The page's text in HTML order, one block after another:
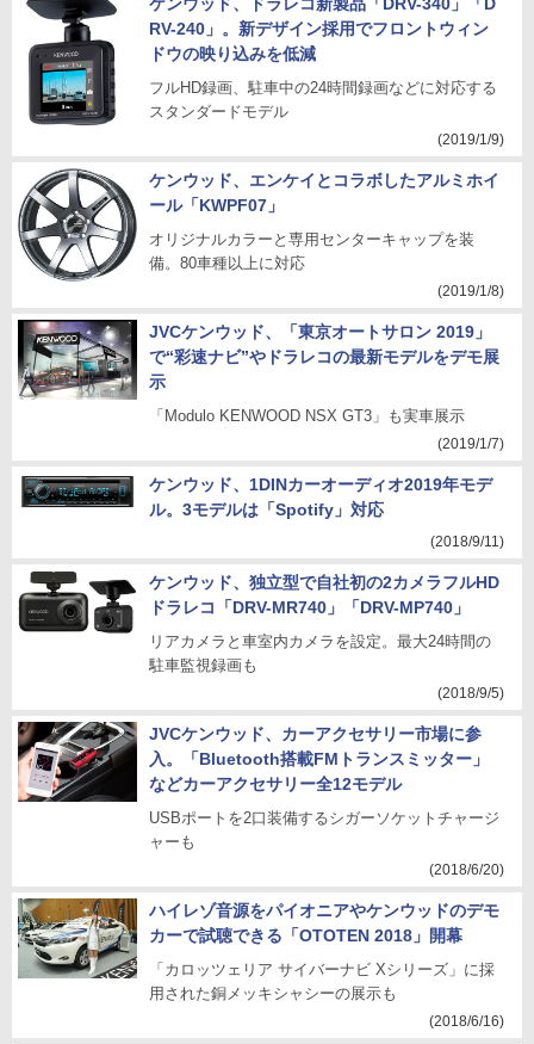
RV-240」。新デザイン採用でフロントウィン
ドウの映り込みを低減
フルHD録画、駐車中の24時間録画などに対応する
スタンダードモデル
(2019/1/9)
ケンウッド、エンケイとコラボしたアルミホイ
ール「KWPF07」
オリジナルカラーと専用センターキャップを装
備。80車種以上に対応
(2019/1/8)
JVCケンウッド、「東京オートサロン 2019」
で“彩速ナビ”やドラレコの最新モデルをデモ展
示
「Modulo KENWOOD NSX GT3」も実車展示
(2019/1/7)
ケンウッド、1DINカーオーディオ2019年モデ
ル。3モデルは「Spotify」対応
(2018/9/11)
ケンウッド、独立型で自社初の2カメラフルHD
ドラレコ「DRV-MR740」「DRV-MP740」
リアカメラと車室内カメラを設定。最大24時間の
駐車監視録画も
(2018/9/5)
JVCケンウッド、カーアクセサリー市場に参
入。「Bluetooth搭載FMトランスミッター」
などカーアクセサリー全12モデル
USBポートを2口装備するシガーソケットチャージ
ャーも
(2018/6/20)
ハイレゾ音源をパイオニアやケンウッドのデモ
カーで試聴できる「OTOTEN 2018」開幕
「カロッツェリア サイバーナビ Xシリーズ」に採
用された銅メッキシャシーの展示も
(2018/6/16)